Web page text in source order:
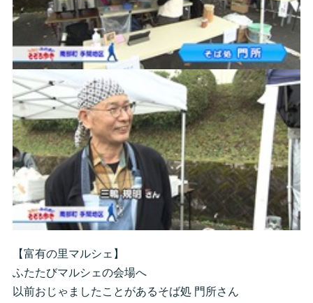
【富有の里マルシェ】
ふたたびマルシェの会場へ
以前おじゃましたことがあるそば処 門所さん